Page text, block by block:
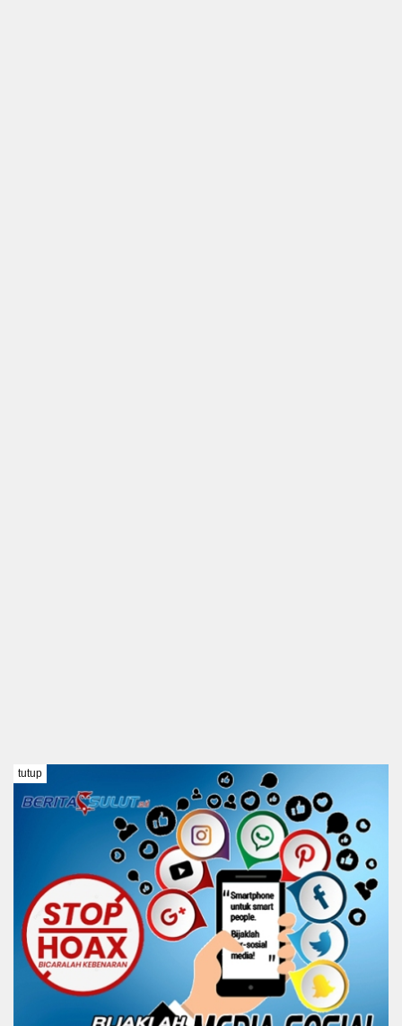
TENTANG KAMI REDAKSI
DISCLAIMER
PEDOMAN MEDIA SIBER
KODE ETIK
Copyright @ 2021 BERITA SULUT #BeritaTanpaBatas
tutup